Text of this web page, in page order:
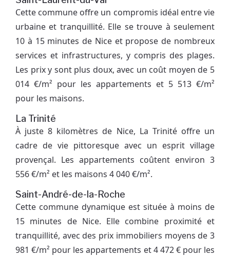
Cette commune offre un compromis idéal entre vie
urbaine et tranquillité. Elle se trouve à seulement
10 à 15 minutes de Nice et propose de nombreux
services et infrastructures, y compris des plages.
Les prix y sont plus doux, avec un coût moyen de 5
014 €/m² pour les appartements et 5 513 €/m²
pour les maisons.
La Trinité
À juste 8 kilomètres de Nice, La Trinité offre un
cadre de vie pittoresque avec un esprit village
provençal. Les appartements coûtent environ 3
556 €/m² et les maisons 4 040 €/m².
Saint-André-de-la-Roche
Cette commune dynamique est située à moins de
15 minutes de Nice. Elle combine proximité et
tranquillité, avec des prix immobiliers moyens de 3
981 €/m² pour les appartements et 4 472 € pour les